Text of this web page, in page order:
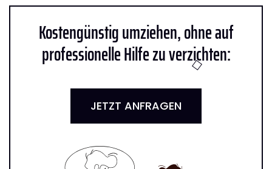
Kostengünstig umziehen, ohne auf
professionelle Hilfe zu verzichten:
JETZT ANFRAGEN